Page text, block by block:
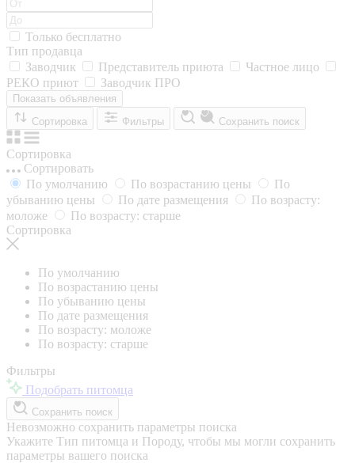
Только бесплатно
Тип продавца
Заводчик
Представитель приюта
Частное лицо
РЕКО приют
Заводчик ПРО
Показать объявления
Сортировка
Фильтры Сохранить поиск
Сортировка
Сортировать
По умолчанию
По возрастанию цены
По
убыванию цены
По дате размещения
По возрасту:
моложе
По возрасту: старше
Сортировка
По умолчанию
По возрастанию цены
По убыванию цены
По дате размещения
По возрасту: моложе
По возрасту: старше
Фильтры
Подобрать питомца
Сохранить поиск
Невозможно сохранить параметры поиска
Укажите Тип питомца и Породу, чтобы мы могли сохранить
параметры вашего поиска